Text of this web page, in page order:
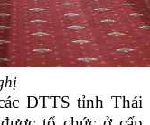
DTTS tỉnh Thái